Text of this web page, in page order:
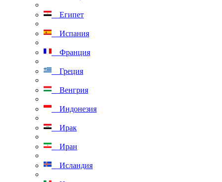
Египет
Испания
Франция
Греция
Венгрия
Индонезия
Ирак
Иран
Исландия